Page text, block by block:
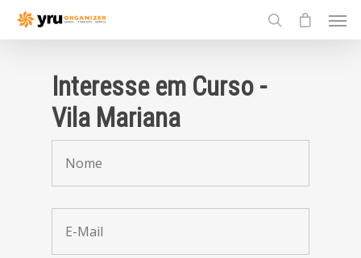
Interesse em Curso -
Vila Mariana